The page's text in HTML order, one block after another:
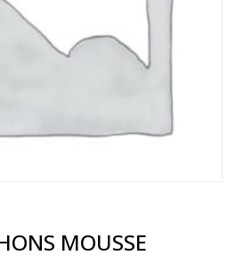
MOUSSE